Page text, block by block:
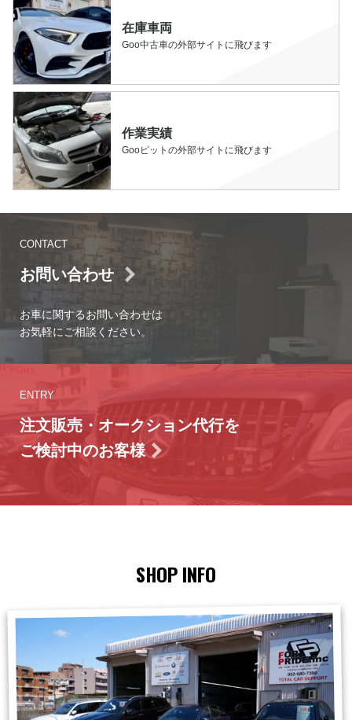
在庫車両
Goo中古車の外部サイトに飛びます
作業実績
Gooピットの外部サイトに飛びます
CONTACT
お問い合わせ
お車に関するお問い合わせは
お気軽にご相談ください。
ENTRY
注文販売・オークション代行を
ご検討中のお客様
SHOP INFO